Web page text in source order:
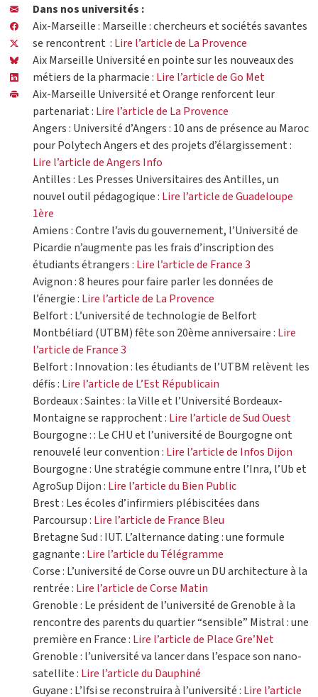
Dans nos universités :
Aix-Marseille : Marseille : chercheurs et sociétés savantes
se rencontrent : Lire l’article de La Provence
Aix Marseille Université en pointe sur les nouveaux des
métiers de la pharmacie : Lire l’article de Go Met
Aix-Marseille Université et Orange renforcent leur
partenariat : Lire l’article de La Provence
Angers : Université d’Angers : 10 ans de présence au Maroc
pour Polytech Angers et des projets d’élargissement :
Lire l’article de Angers Info
Antilles : Les Presses Universitaires des Antilles, un
nouvel outil pédagogique : Lire l’article de Guadeloupe
1ère
Amiens : Contre l’avis du gouvernement, l’Université de
Picardie n’augmente pas les frais d’inscription des
étudiants étrangers : Lire l’article de France 3
Avignon : 8 heures pour faire parler les données de
l’énergie : Lire l’article de La Provence
Belfort : L’université de technologie de Belfort
Montbéliard (UTBM) fête son 20ème anniversaire : Lire
l’article de France 3
Belfort : Innovation : les étudiants de l’UTBM relèvent les
défis : Lire l’article de L’Est Républicain
Bordeaux : Saintes : la Ville et l’Université Bordeaux-
Montaigne se rapprochent : Lire l’article de Sud Ouest
Bourgogne : : Le CHU et l’université de Bourgogne ont
renouvelé leur convention : Lire l’article de Infos Dijon
Bourgogne : Une stratégie commune entre l’Inra, l’Ub et
AgroSup Dijon : Lire l’article du Bien Public
Brest : Les écoles d’infirmiers plébiscitées dans
Parcoursup : Lire l’article de France Bleu
Bretagne Sud : IUT. L’alternance dating : une formule
gagnante : Lire l’article du Télégramme
Corse : L’université de Corse ouvre un DU architecture à la
rentrée : Lire l’article de Corse Matin
Grenoble : Le président de l’université de Grenoble à la
rencontre des parents du quartier “sensible” Mistral : une
première en France : Lire l’article de Place Gre’Net
Grenoble : l’université va lancer dans l’espace son nano-
satellite : Lire l’article du Dauphiné
Guyane : L’Ifsi se reconstruira à l’université : Lire l’article